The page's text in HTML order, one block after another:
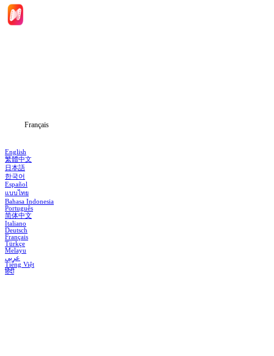
Français
English
繁體中文
日本語
한국어
Español
แบบไทย
Bahasa Indonesia
Português
简体中文
Italiano
Deutsch
Français
Türkçe
Melayu
عربي
Tiếng Việt
हिंदी